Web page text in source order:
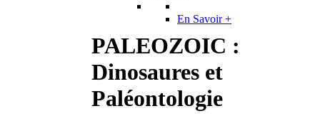
En Savoir +
PALEOZOIC :
Dinosaures et
Paléontologie